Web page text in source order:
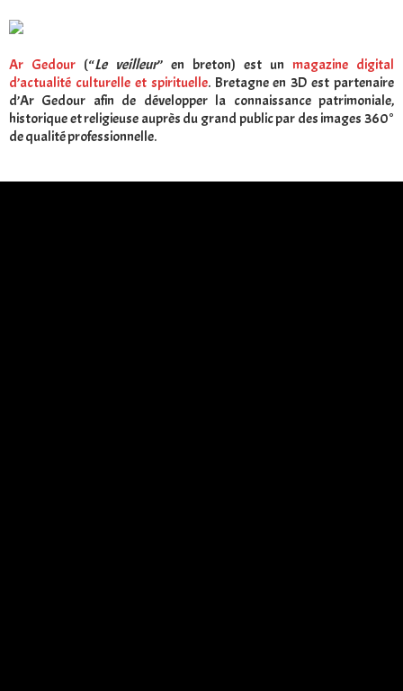
Ar Gedour (“Le veilleur” en breton) est un magazine digital
d’actualité culturelle et spirituelle. Bretagne en 3D est partenaire
d’Ar Gedour afin de développer la connaissance patrimoniale,
historique et religieuse auprès du grand public par des images 360°
de qualité professionnelle.